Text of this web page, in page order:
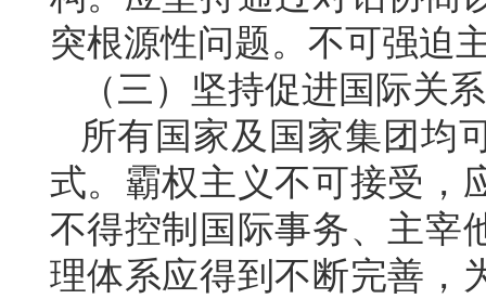
突根源性问题。不可强迫
（三）坚持促进国际关
所有国家及国家集团均
式。霸权主义不可接受，
不得控制国际事务、主宰
理体系应得到不断完善，